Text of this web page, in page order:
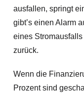
ausfallen, springt
gibt’s einen Alarm
eines
zurück.
Wenn die
Prozent sind